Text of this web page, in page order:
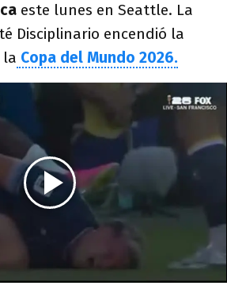
este lunes en Seattle. La
Disciplinario encendió la
la Copa del Mundo 2026.